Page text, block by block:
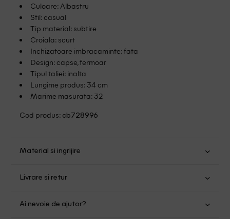
Culoare: Albastru
Stil: casual
Tip material: subtire
Croiala: scurt
Inchizatoare imbracaminte: fata
Design: capse, fermoar
Tipul taliei: inalta
Lungime produs: 34 cm
Marime masurata: 32
Cod produs: cb728996
Material si ingrijire
Nu folositi inalbitor
Nu uscati in uscator
Livrare si retur
mare de 149.00 lei.
Ai nevoie de ajutor?